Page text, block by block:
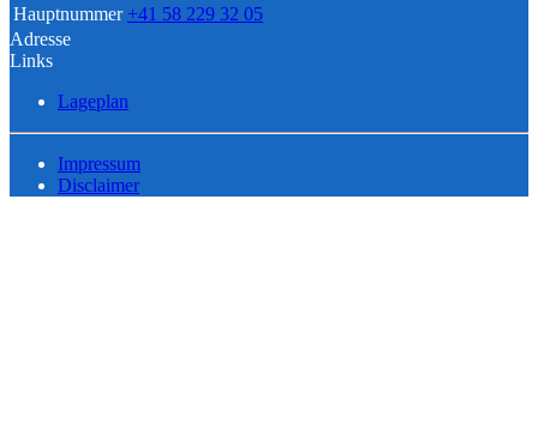
Hauptnummer +41 58 229 32 05
Adresse
Links
Lageplan
Impressum
Disclaimer